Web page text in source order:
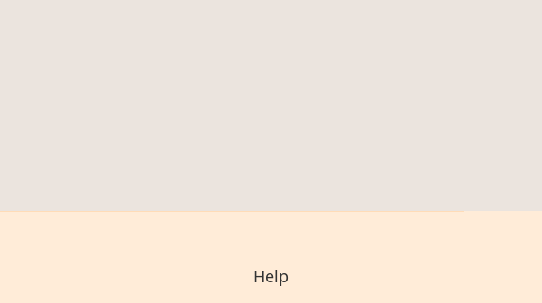
Help